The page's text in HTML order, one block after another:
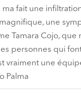
fait une
une
Tamara Cojo, que
personnes qui
vraiment une
Palma